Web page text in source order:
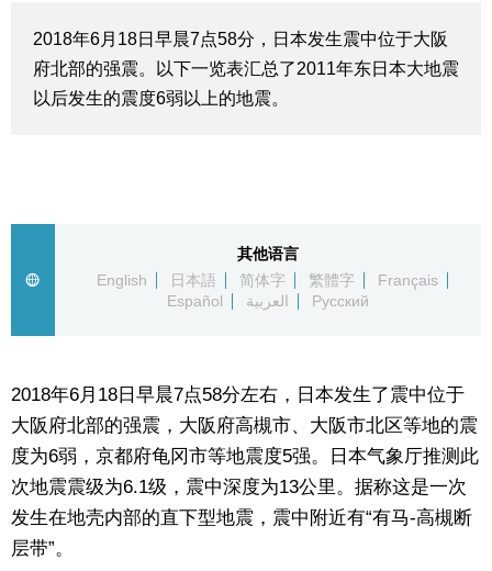
深度报道
人物访谈
东京
编辑部通知
2018年6月18日早晨7点58分，日本发生震中位于大阪
府北部的强震。以下一览表汇总了2011年东日本大地震
以后发生的震度6弱以上的地震。
其他语言
English
日本語 简体字 繁體字
Français
Español
العربية Русский
2018年6月18日早晨7点58分左右，日本发生了震中位于
大阪府北部的强震，大阪府高槻市、大阪市北区等地的震
度为6弱，京都府龟冈市等地震度5强。日本气象厅推测此
次地震震级为6.1级，震中深度为13公里。据称这是一次
发生在地壳内部的直下型地震，震中附近有“有马-高槻断
层带”。